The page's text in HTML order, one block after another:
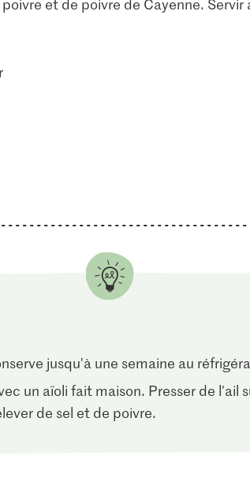
129
et de poivre de Cayenne.
jusqu'à une semaine au
un aïoli fait maison. Presser de l'ail
de sel et de poivre.